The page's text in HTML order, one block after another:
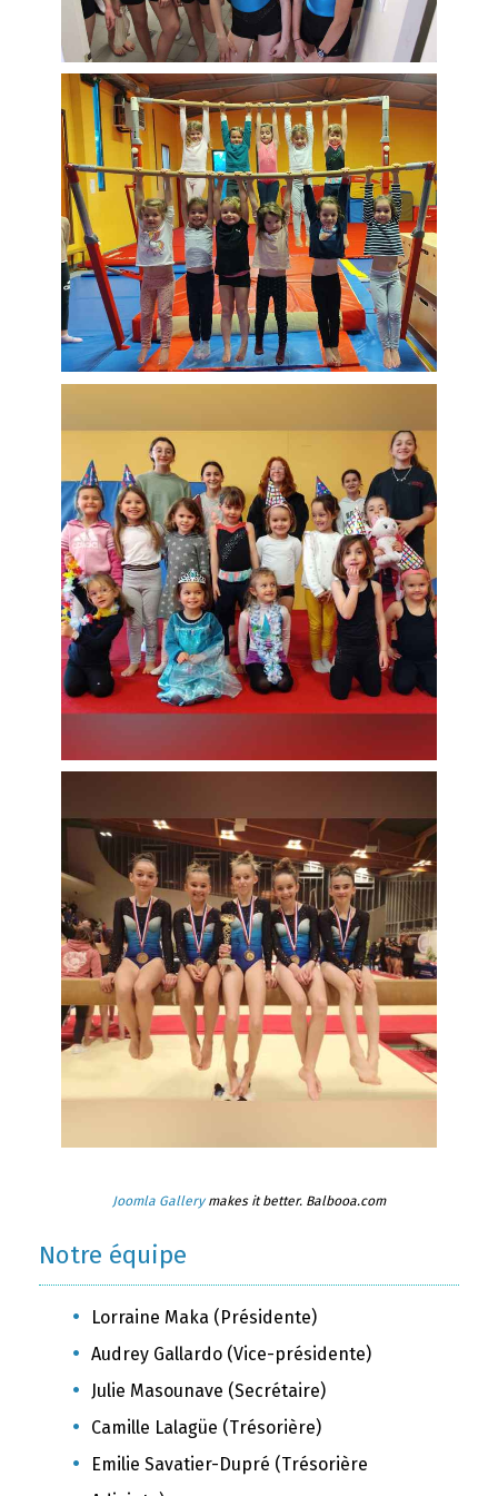
Joomla Gallerymakes it better. Balbooa.com
Notre équipe
Lorraine Maka (Présidente)
Audrey Gallardo (Vice-présidente)
Julie Masounave (Secrétaire)
Camille Lalagüe (Trésorière)
Emilie Savatier-Dupré (Trésorière